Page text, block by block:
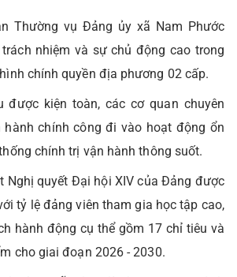
Thường vụ Đảng ủy xã Nam Phước
nhiệm và sự chủ động cao trong
chính quyền địa phương 02 cấp.
được kiện toàn, các cơ quan chuyên
hành chính công đi vào hoạt động ổn
chính trị vận hành thông suốt.
Nghị quyết Đại hội XIV của Đảng được
tỷ lệ đảng viên tham gia học tập cao,
hành động cụ thể gồm 17 chỉ tiêu và
cho giai đoạn 2026 - 2030.